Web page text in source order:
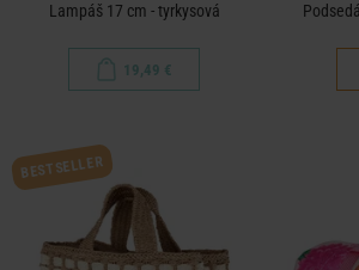
Lampáš 17 cm - tyrkysová
19,49 €
BESTSELLER